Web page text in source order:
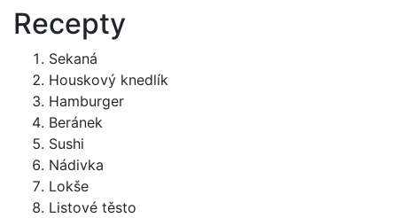
Recepty
Sekaná
Houskový knedlík
Hamburger
Beránek
Sushi
Nádivka
Lokše
Listové těsto